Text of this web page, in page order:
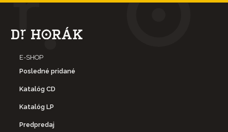
E-SHOP
Posledné pridané
Katalóg CD
Katalóg LP
Predpredaj